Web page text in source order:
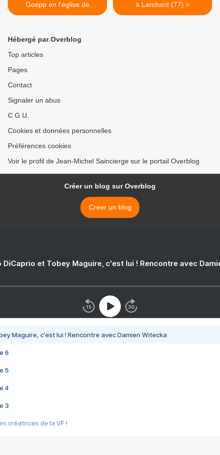
Goepp en l'église de
Thomery (77)
à Larchant (77) >
Hébergé par Overblog
Top articles
Pages
Contact
Signaler un abus
C.G.U.
Cookies et données personnelles
Préférences cookies
Voir le profil de Jean-Michel Saincierge sur le portail Overblog
Créer un blog sur Overblog
Créer un blog
DiCaprio et Tobey Maguire, c'est lui ! Rencontre avec
Maguire, c'est lui ! Rencontre avec Damien Witecka
6
5
4
3
créatrices de la VF !